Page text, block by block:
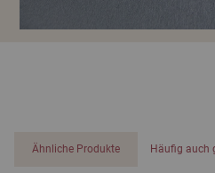
Ähnliche Produkte Häufig auch